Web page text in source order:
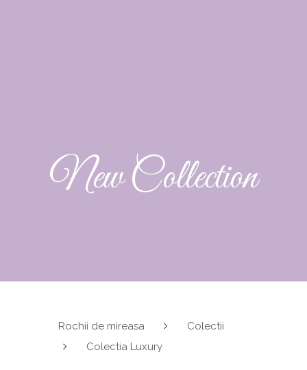
New Collection
Rochii de mireasa
Colectii
Colectia Luxury